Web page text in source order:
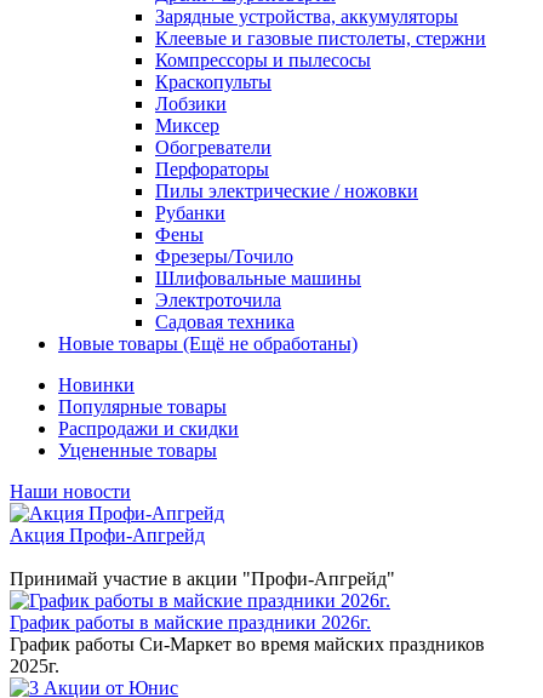
Зарядные устройства, аккумуляторы
Клеевые и газовые пистолеты, стержни
Компрессоры и пылесосы
Краскопульты
Лобзики
Миксер
Обогреватели
Перфораторы
Пилы электрические / ножовки
Рубанки
Фены
Фрезеры/Точило
Шлифовальные машины
Электроточила
Садовая техника
Новые товары (Ещё не обработаны)
Новинки
Популярные товары
Распродажи и скидки
Уцененные товары
Наши новости
Акция Профи-Апгрейд
Принимай участие в акции "Профи-Апгрейд"
График работы в майские праздники 2026г.
График работы Си-Маркет во время майских праздников
2025г.